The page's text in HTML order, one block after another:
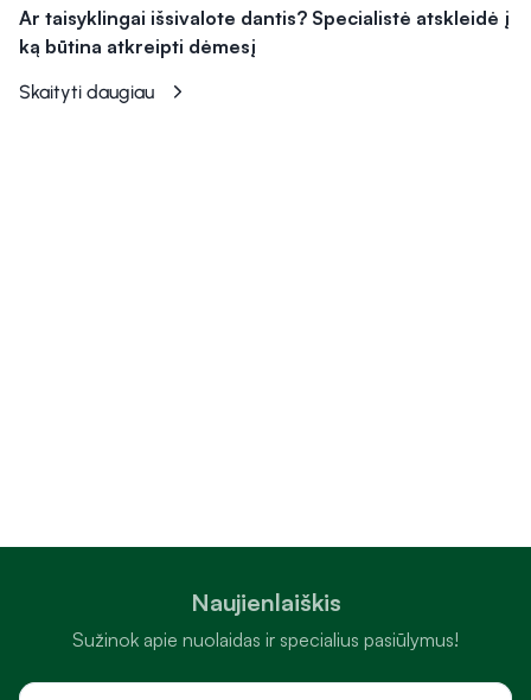
Ar taisyklingai išsivalote dantis? Specialistė atskleidė į
ką būtina atkreipti dėmesį
Skaityti daugiau
Naujienlaiškis
Sužinok apie nuolaidas ir specialius pasiūlymus!